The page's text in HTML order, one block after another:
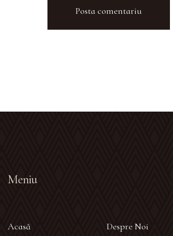
Meniu
Acasă Despre Noi